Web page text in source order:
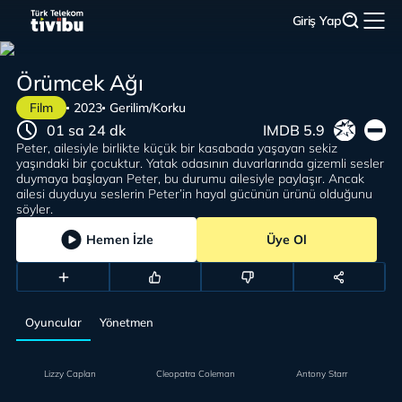
Giriş Yap
Film 2023 Gerilim/Korku
Örümcek Ağı
Peter, ailesiyle birlikte küçük bir kasabada yaşayan sekiz
yaşındaki bir çocuktur. Yatak odasının duvarlarında gizemli sesler
duymaya başlayan Peter, bu durumu ailesiyle paylaşır. Ancak
ailesi duyduyu seslerin Peter’in hayal gücünün ürünü olduğunu
söyler.
01 sa 24 dk IMDB 5.9
Hemen İzle Üye Ol
Oyuncular Yönetmen
Lizzy Caplan Cleopatra Coleman Antony Starr